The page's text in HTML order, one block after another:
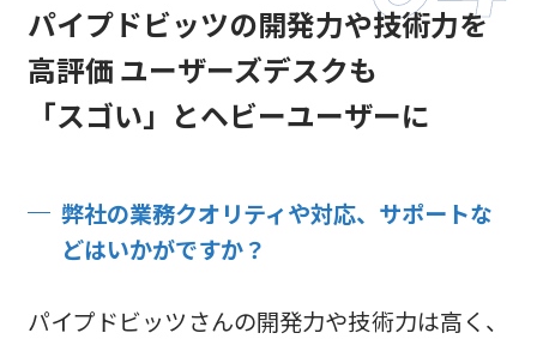
パイプドビッツの開発力や技術力を
高評価 ユーザーズデスクも
「スゴい」とヘビーユーザーに
弊社の業務クオリティや対応、サポートな
どはいかがですか？
パイプドビッツさんの開発力や技術力は高く、